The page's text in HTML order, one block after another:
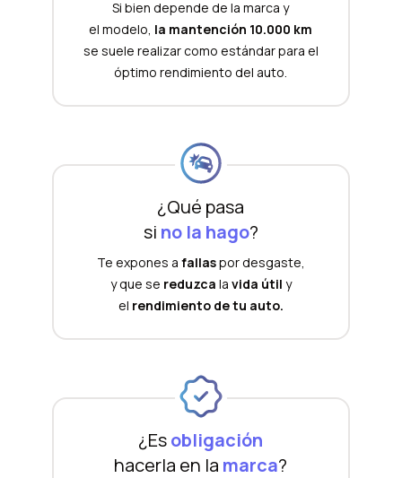
Si bien depende de la marca y
el modelo, la mantención 10.000 km
se suele realizar como estándar para el
óptimo rendimiento del auto.
¿Qué pasa
si no la hago?
Te expones a fallaspor desgaste,
y que se reduzca la vida útil y
el rendimiento de tu auto.
¿Esobligación
hacerla en la marca?